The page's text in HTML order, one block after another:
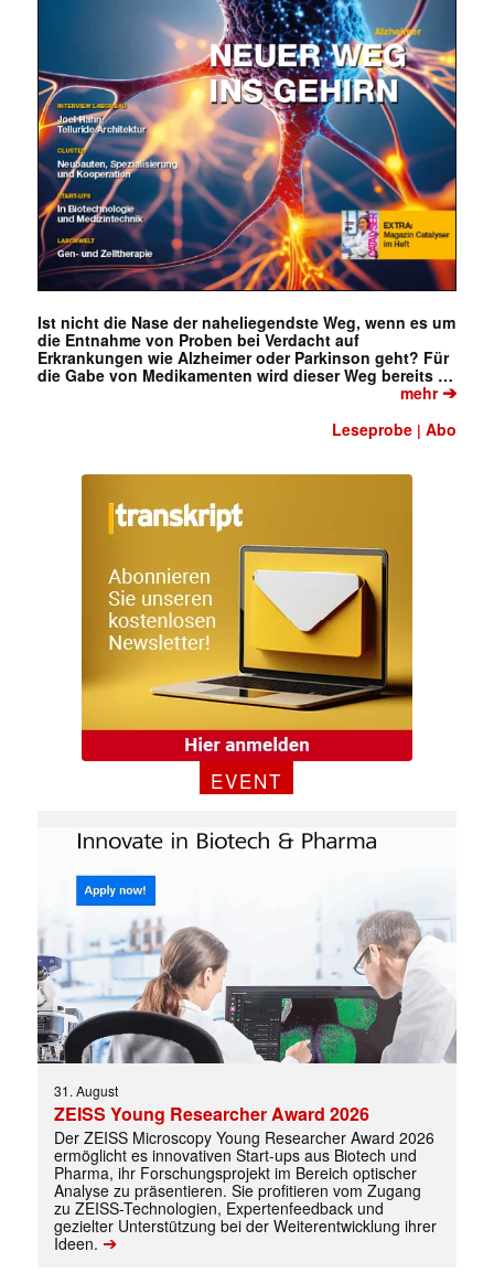
Ist nicht die Nase der naheliegendste Weg, wenn es um
die Entnahme von Proben bei Verdacht auf
Erkrankungen wie Alzheimer oder Parkinson geht? Für
die Gabe von Medikamenten wird dieser Weg bereits …
mehr➔
Leseprobe |Abo
EVENT
31. August
ZEISS Young Researcher Award 2026
Der ZEISS Microscopy Young Researcher Award 2026
ermöglicht es innovativen Start-ups aus Biotech und
Pharma, ihr Forschungsprojekt im Bereich optischer
Analyse zu präsentieren. Sie profitieren vom Zugang
zu ZEISS-Technologien, Expertenfeedback und
gezielter Unterstützung bei der Weiterentwicklung ihrer
Ideen. ➔